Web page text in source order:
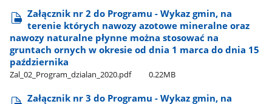
Załącznik nr 2 do Programu - Wykaz gmin, na
terenie których nawozy azotowe mineralne oraz
nawozy naturalne płynne można stosować na
gruntach ornych w okresie od dnia 1 marca do dnia 15
października
Zal​_02​_Program​_dzialan​_2020.pdf 0.22MB
Załącznik nr 3 do Programu - Wykaz gmin, na